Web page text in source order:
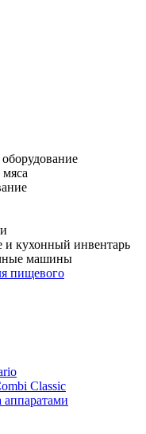
и кухонный инвентарь
машины
пищевого
Classic
аппаратами